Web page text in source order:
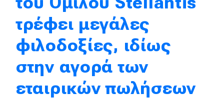
Motorsport
Eco
Νέα
Τεχνολογία
τρέφει μεγάλες
φιλοδοξίες, ιδίως
στην αγορά των
εταιρικών πωλήσεων